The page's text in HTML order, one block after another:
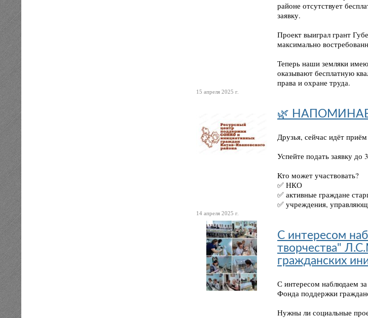
районе отсутствует
заявку.
Проект выиграл грант
максимально
Теперь наши земляки
оказывают бесплатную
права и охране труда.
15 апреля 2025 г.
🌿
Друзья, сейчас идёт
Успейте подать заявку до
Кто может участвовать?
✅ НКО
✅ активные граждане
✅ учреждения,
14 апреля 2025 г.
С интересом
творчества"
гражданских
С интересом наблюдаем
Фонда поддержки
Нужны ли социальные